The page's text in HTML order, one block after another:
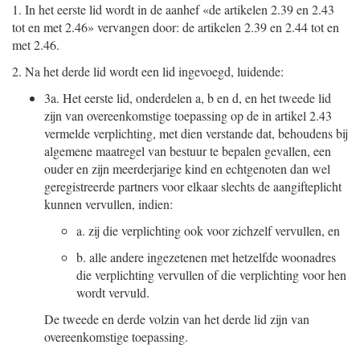
1. In het eerste lid wordt in de aanhef «de artikelen 2.39 en 2.43
tot en met 2.46» vervangen door: de artikelen 2.39 en 2.44 tot en
met 2.46.
2. Na het derde lid wordt een lid ingevoegd, luidende:
3a. Het eerste lid, onderdelen a, b en d, en het tweede lid
zijn van overeenkomstige toepassing op de in artikel 2.43
vermelde verplichting, met dien verstande dat, behoudens bij
algemene maatregel van bestuur te bepalen gevallen, een
ouder en zijn meerderjarige kind en echtgenoten dan wel
geregistreerde partners voor elkaar slechts de aangifteplicht
kunnen vervullen, indien:
a. zij die verplichting ook voor zichzelf vervullen, en
b. alle andere ingezetenen met hetzelfde woonadres
die verplichting vervullen of die verplichting voor hen
wordt vervuld.
De tweede en derde volzin van het derde lid zijn van
overeenkomstige toepassing.